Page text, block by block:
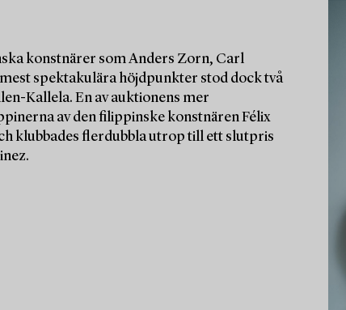
konstnärer som Anders Zorn, Carl
spektakulära höjdpunkter stod dock två
Kallela. En av auktionens mer
av den filippinske konstnären Félix
klubbades flerdubbla utrop till ett slutpris